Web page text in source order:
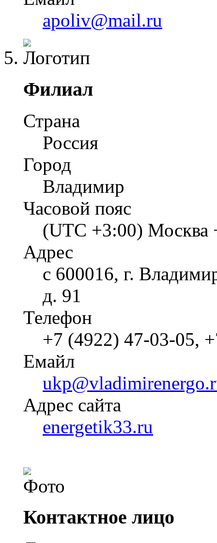
apoliv@mail.ru
Филиал
Страна
Россия
Город
Владимир
Часовой пояс
(UTC +3:00) Москва
Адрес
с 600016, г.
д. 91
Телефон
+7 (4922) 47-03-05,
Емайл
Адрес сайта
energetik33.ru
Контактное лицо